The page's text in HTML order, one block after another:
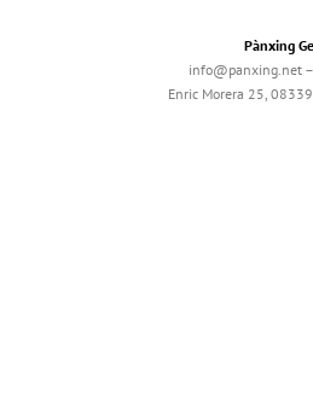
Pànxing
info@panxing.net
Enric Morera 25,